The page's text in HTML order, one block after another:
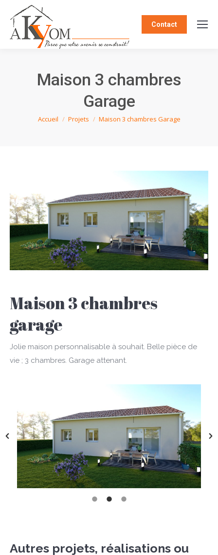
Contact
Maison 3 chambres
Garage
Vous êtes ici :
Accueil Projets Maison 3 chambres Garage
Maison 3 chambres
garage
Jolie maison personnalisable à souhait. Belle pièce de
vie ; 3 chambres. Garage attenant.
Autres projets, réalisations ou